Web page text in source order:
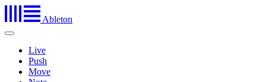
Ableton
Live
Push
Move